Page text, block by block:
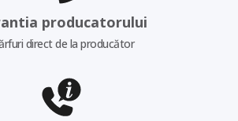
producatorului
direct de la producător